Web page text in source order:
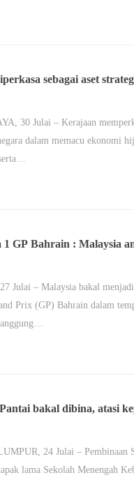
sebagai aset
makanan
30 Julai – Kerajaan
dalam memacu ekonomi
1 GP Bahrain : Malaysia
kos naik taraf litar Sepang
Julai – Malaysia bakal
Prix (GP) Bahrain dalam
bakal dibina, atasi
24 Julai – Pembinaan
lama Sekolah Menengah